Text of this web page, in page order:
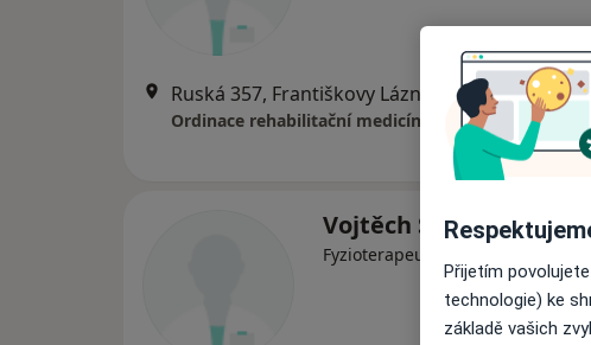
Ruská 357, Františkovy Lázně Mapa
Ordinace rehabilitační medicíny
Vojtěch Sigl
Fyzioterapeut, Internista
Přijetím
technologie) ke
základě vašich